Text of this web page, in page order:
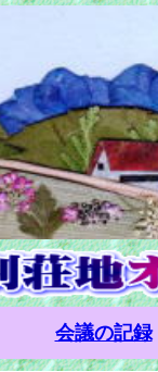
会議の記録
会議の記録